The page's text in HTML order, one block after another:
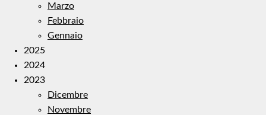
Marzo
Febbraio
Gennaio
2025
2024
2023
Dicembre
Novembre